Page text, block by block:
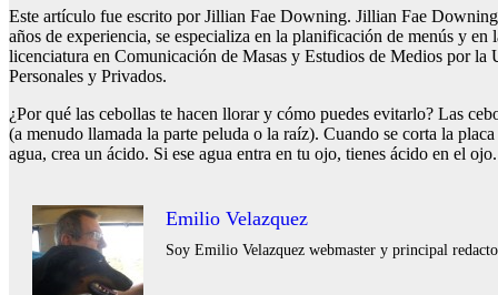
Este artículo fue escrito por Jillian Fae Downing. Jillian Fae
años de experiencia, se especializa en la planificación de menús y
licenciatura en Comunicación de Masas y Estudios de Medios por
Personales y Privados.
¿Por qué las cebollas te hacen llorar y cómo puedes evitarlo? Las
(a menudo llamada la parte peluda o la raíz). Cuando se corta la
agua, crea un ácido. Si ese agua entra en tu ojo, tienes ácido en el
Emilio Velazquez
Soy Emilio Velazquez webmaster y principal